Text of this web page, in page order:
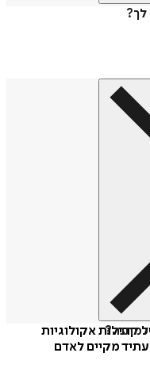
לך?
כמתנה?
קהילות אקולוגיות
מקיים לאדם